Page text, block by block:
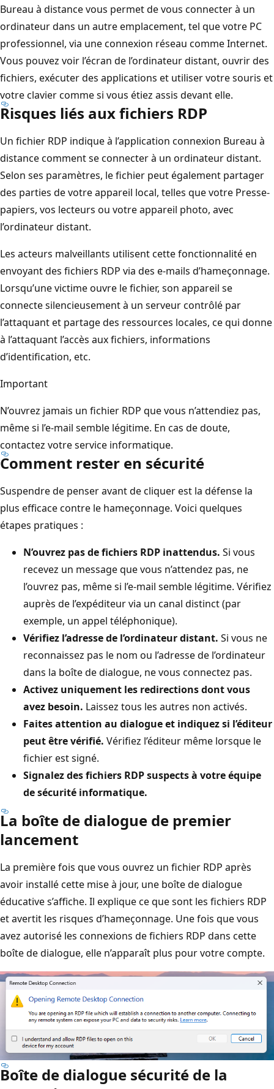
Bureau à distance vous permet de vous connecter à un
ordinateur dans un autre emplacement, tel que votre PC
professionnel, via une connexion réseau comme Internet.
Vous pouvez voir l’écran de l’ordinateur distant, ouvrir des
fichiers, exécuter des applications et utiliser votre souris et
votre clavier comme si vous étiez assis devant elle.
Risques liés aux fichiers RDP
Un fichier RDP indique à l’application connexion Bureau à
distance comment se connecter à un ordinateur distant.
Selon ses paramètres, le fichier peut également partager
des parties de votre appareil local, telles que votre Presse-
papiers, vos lecteurs ou votre appareil photo, avec
l’ordinateur distant.
Les acteurs malveillants utilisent cette fonctionnalité en
envoyant des fichiers RDP via des e-mails d’hameçonnage.
Lorsqu’une victime ouvre le fichier, son appareil se
connecte silencieusement à un serveur contrôlé par
l’attaquant et partage des ressources locales, ce qui donne
à l’attaquant l’accès aux fichiers, informations
d’identification, etc.
Important
N’ouvrez jamais un fichier RDP que vous n’attendiez pas,
même si l’e-mail semble légitime. En cas de doute,
contactez votre service informatique.
Comment rester en sécurité
Suspendre de penser avant de cliquer est la défense la
plus efficace contre le hameçonnage. Voici quelques
étapes pratiques :
N’ouvrez pas de fichiers RDP inattendus. Si vous
recevez un message que vous n’attendez pas, ne
l’ouvrez pas, même si l’e-mail semble légitime. Vérifiez
auprès de l’expéditeur via un canal distinct (par
exemple, un appel téléphonique).
Vérifiez l’adresse de l’ordinateur distant. Si vous ne
reconnaissez pas le nom ou l’adresse de l’ordinateur
dans la boîte de dialogue, ne vous connectez pas.
Activez uniquement les redirections dont vous
avez besoin. Laissez tous les autres non activés.
Faites attention au dialogue et indiquez si l’éditeur
peut être vérifié. Vérifiez l’éditeur même lorsque le
fichier est signé.
Signalez des fichiers RDP suspects à votre équipe
de sécurité informatique.
La boîte de dialogue de premier
lancement
La première fois que vous ouvrez un fichier RDP après
avoir installé cette mise à jour, une boîte de dialogue
éducative s’affiche. Il explique ce que sont les fichiers RDP
et avertit les risques d’hameçonnage. Une fois que vous
avez autorisé les connexions de fichiers RDP dans cette
boîte de dialogue, elle n’apparaît plus pour votre compte.
Boîte de dialogue sécurité de la